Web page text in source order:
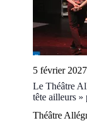
Le Théâtre
tête ailleurs
5 février
Théâtre